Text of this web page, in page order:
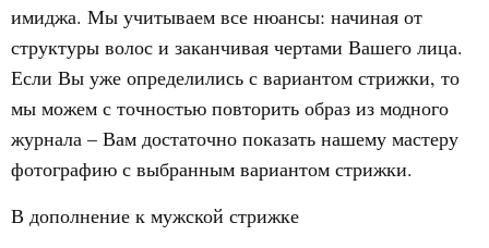
имиджа. Мы учитываем все нюансы: начиная от
структуры волос и заканчивая чертами Вашего лица.
Если Вы уже определились с вариантом стрижки, то
мы можем с точностью повторить образ из модного
журнала – Вам достаточно показать нашему мастеру
фотографию с выбранным вариантом стрижки.
В дополнение к мужской стрижке